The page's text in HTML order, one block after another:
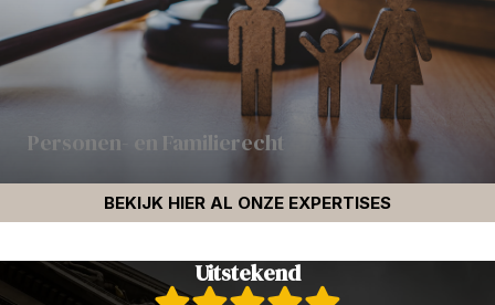
Personen- en Familierecht
BEKIJK HIER AL ONZE EXPERTISES
Uitstekend